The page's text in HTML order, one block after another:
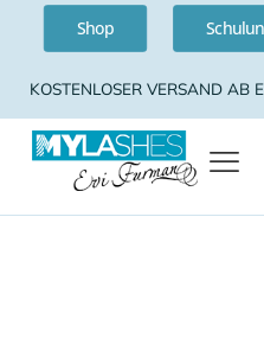
Shop
KOSTENLOSER VERSAND AB